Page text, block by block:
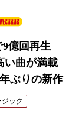
億回再生
い曲が満載
ぶりの新作
ック